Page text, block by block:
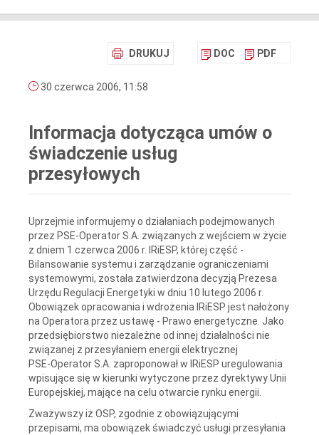
DRUKUJ DOC PDF
30 czerwca 2006, 11:58
Informacja dotycząca umów o
świadczenie usług
przesyłowych
Uprzejmie informujemy o działaniach podejmowanych
przez PSE-Operator S.A. związanych z wejściem w życie
z dniem 1 czerwca 2006 r. IRiESP, której część -
Bilansowanie systemu i zarządzanie ograniczeniami
systemowymi, została zatwierdzona decyzją Prezesa
Urzędu Regulacji Energetyki w dniu 10 lutego 2006 r.
Obowiązek opracowania i wdrożenia IRiESP jest nałożony
na Operatora przez ustawę - Prawo energetyczne. Jako
przedsiębiorstwo niezależne od innej działalności nie
związanej z przesyłaniem energii elektrycznej
PSE-Operator S.A. zaproponował w IRiESP uregulowania
wpisujące się w kierunki wytyczone przez dyrektywy Unii
Europejskiej, mające na celu otwarcie rynku energii.
Zważywszy iż OSP, zgodnie z obowiązującymi
przepisami, ma obowiązek świadczyć usługi przesyłania